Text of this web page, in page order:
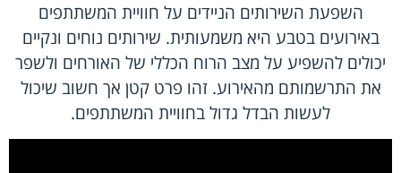
השפעת השירותים הניידים על חוויית המשתתפים
באירועים בטבע היא משמעותית. שירותים נוחים ונקיים
יכולים להשפיע על מצב הרוח הכללי של האורחים ולשפר
את התרשמותם מהאירוע. זהו פרט קטן אך חשוב שיכול
לעשות הבדל גדול בחוויית המשתתפים.